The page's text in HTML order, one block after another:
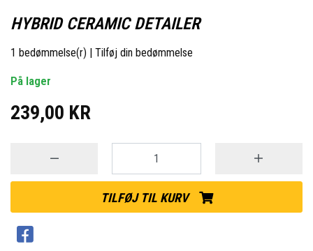
HYBRID CERAMIC DETAILER
1 bedømmelse(r) | Tilføj din bedømmelse
På lager
239,00 KR
TILFØJ TIL KURV